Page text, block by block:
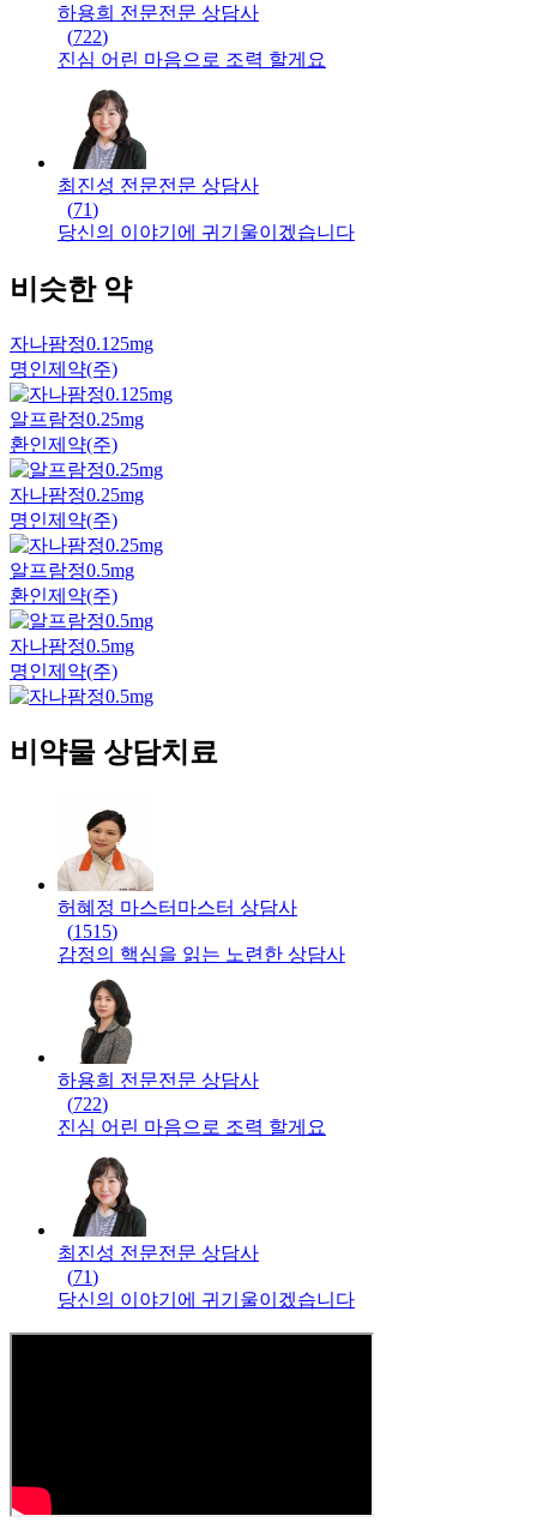
하용희 전문전문 상담사
(722)
진심 어린 마음으로 조력 할게요
최진성 전문전문 상담사
(71)
당신의 이야기에 귀기울이겠습니다
비슷한 약
자나팜정0.125mg
명인제약(주)
알프람정0.25mg
환인제약(주)
자나팜정0.25mg
명인제약(주)
알프람정0.5mg
환인제약(주)
자나팜정0.5mg
명인제약(주)
비약물 상담치료
허혜정 마스터 마스터 상담사
(1515)
감정의 핵심을 읽는 노련한 상담사
하용희 전문전문 상담사
(722)
진심 어린 마음으로 조력 할게요
최진성 전문전문 상담사
(71)
당신의 이야기에 귀기울이겠습니다